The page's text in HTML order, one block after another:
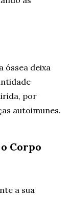
óssea deixa
por
autoimunes.
Corpo
a sua